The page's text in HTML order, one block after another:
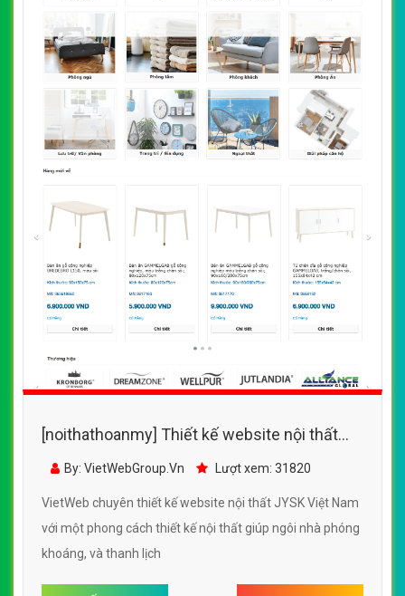
[noithathoanmy] Thiết kế website nội thất
JYSK Việt Nam đẹp, chuyên nghiệp chuẩn
By: VietWebGroup.Vn Lượt xem: 31820
VietWeb chuyên thiết kế website nội thất JYSK Việt Nam
với một phong cách thiết kế nội thất giúp ngôi nhà phóng
khoáng, và thanh lịch